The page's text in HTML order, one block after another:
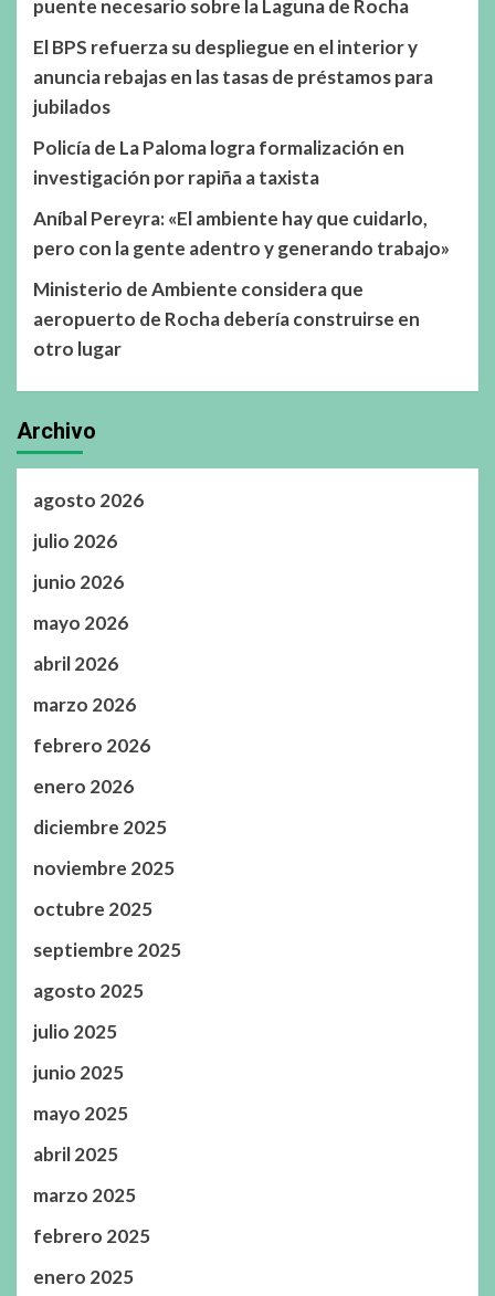
puente necesario sobre la Laguna de Rocha
El BPS refuerza su despliegue en el interior y
anuncia rebajas en las tasas de préstamos para
jubilados
Policía de La Paloma logra formalización en
investigación por rapiña a taxista
Aníbal Pereyra: «El ambiente hay que cuidarlo,
pero con la gente adentro y generando trabajo»
Ministerio de Ambiente considera que
aeropuerto de Rocha debería construirse en
otro lugar
Archivo
agosto 2026
julio 2026
junio 2026
mayo 2026
abril 2026
marzo 2026
febrero 2026
enero 2026
diciembre 2025
noviembre 2025
octubre 2025
septiembre 2025
agosto 2025
julio 2025
junio 2025
mayo 2025
abril 2025
marzo 2025
febrero 2025
enero 2025